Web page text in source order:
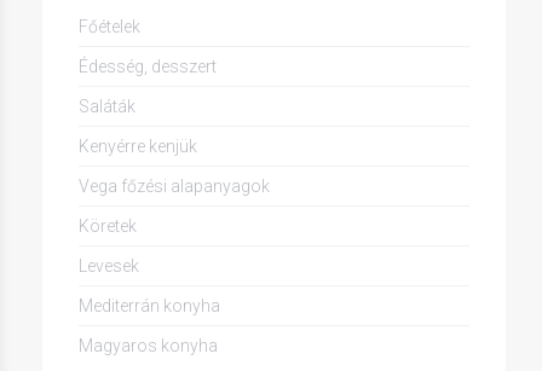
Főételek
Édesség, desszert
Saláták
Kenyérre kenjük
Vega főzési alapanyagok
Köretek
Levesek
Mediterrán konyha
Magyaros konyha